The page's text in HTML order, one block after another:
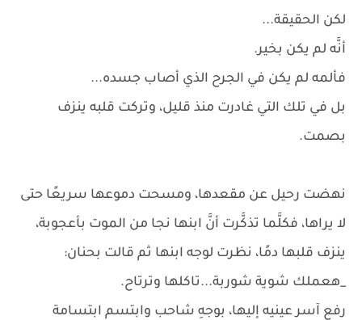
لكن الحقيقة...
أنَّه لم يكن بخير.
فألمه لم يكن في الجرح الذي أصاب جسده...
بل في تلك التي غادرت منذ قليل، وتركت قلبه ينزف
بصمت.
نهضت رحيل عن مقعدها، ومسحت دموعها سريعًا حتى
لا يراها، فكلَّما تذكَّرت أنَّ ابنها نجا من الموت بأعجوبة،
ينزف قلبها دمًا، نظرت لوجه ابنها ثم قالت بحنان:
_هعملك شوية شوربة...تاكلها وترتاح.
رفع آسر عينيه إليها، بوجهِ شاحب وابتسم ابتسامة